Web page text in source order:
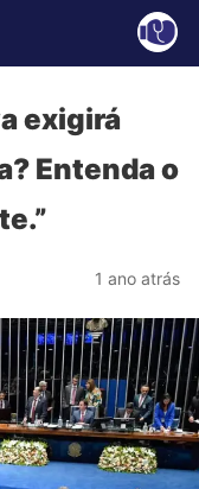
exigirá
Entenda o
1 ano atrás